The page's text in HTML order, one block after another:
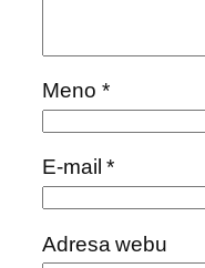
Meno *
E-mail*
Adresa webu